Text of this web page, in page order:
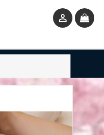
